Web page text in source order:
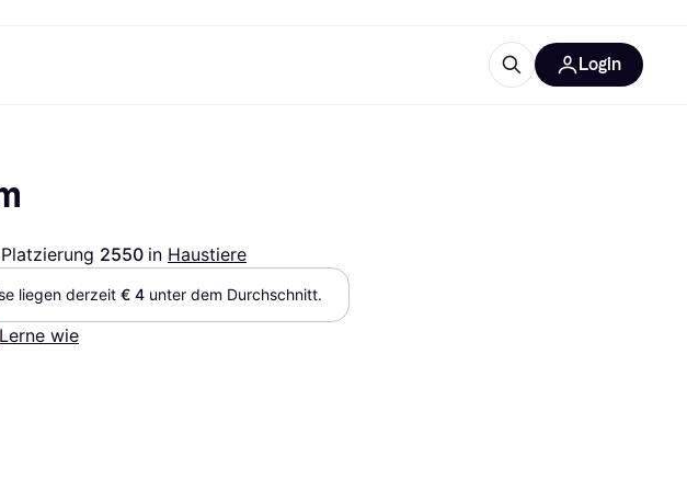
Flexkonto
Festgeldkonto
& Wearables
& Familie
& Außenbereich
Filme & Musik
Login
Platzierung 2550 in Haustiere
liegen derzeit € 4 unter dem Durchschnitt.
Lerne wie